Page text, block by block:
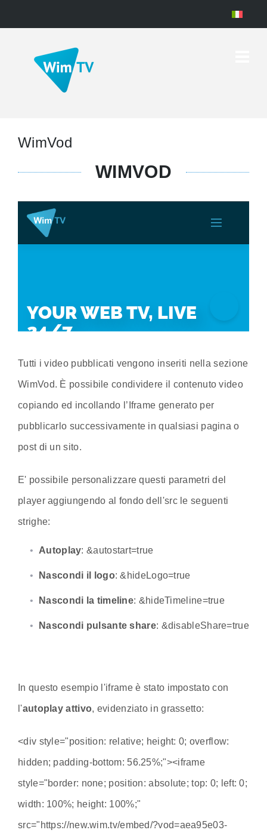
WimVod
WIMVOD
Tutti i video pubblicati vengono inseriti nella sezione
WimVod. È possibile condividere il contenuto video
copiando ed incollando l’Iframe generato per
pubblicarlo successivamente in qualsiasi pagina o
post di un sito.
E' possibile personalizzare questi parametri del
player aggiungendo al fondo dell'src le seguenti
strighe:
Autoplay: &autostart=true
Nascondi il logo: &hideLogo=true
Nascondi la timeline: &hideTimeline=true
Nascondi pulsante share: &disableShare=true
In questo esempio l'iframe è stato impostato con
l'autoplay attivo, evidenziato in grassetto:
<div style="position: relative; height: 0; overflow:
hidden; padding-bottom: 56.25%;"><iframe
style="border: none; position: absolute; top: 0; left: 0;
width: 100%; height: 100%;"
src="https://new.wim.tv/embed/?vod=aea95e03-